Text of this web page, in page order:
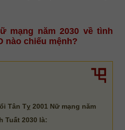
mạng năm 2030 về tình
nào chiếu mệnh?
Tân Tỵ 2001 Nữ mạng năm
Tuất 2030 là: